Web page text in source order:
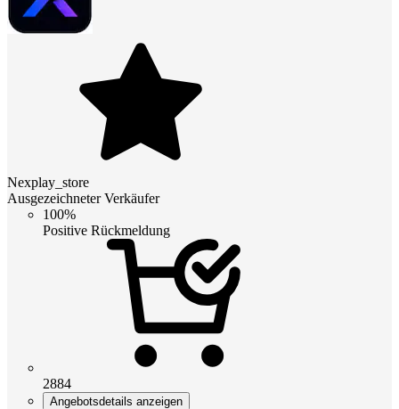
Nexplay_store
Ausgezeichneter Verkäufer
100%
Positive Rückmeldung
2884
Angebotsdetails anzeigen